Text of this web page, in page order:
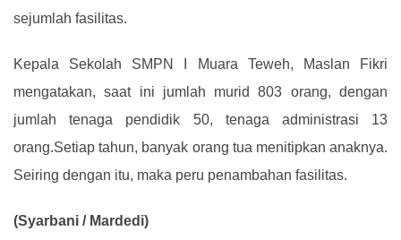
sejumlah fasilitas.
Kepala Sekolah SMPN I Muara Teweh, Maslan Fikri
mengatakan, saat ini jumlah murid 803 orang, dengan
jumlah tenaga pendidik 50, tenaga administrasi 13
orang.Setiap tahun, banyak orang tua menitipkan anaknya.
Seiring dengan itu, maka peru penambahan fasilitas.
(Syarbani / Mardedi)